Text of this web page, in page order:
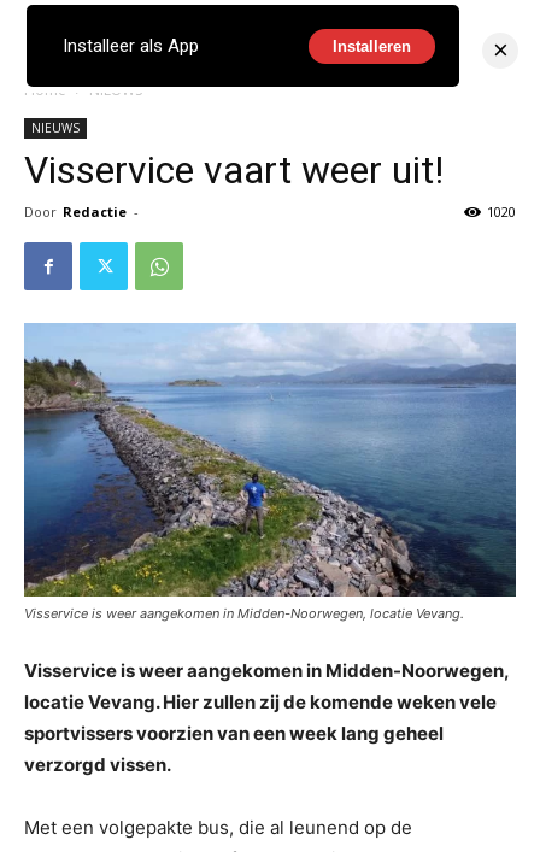
Home NIEUWS
NIEUWS
Visservice vaart weer uit!
Door Redactie - 1020
Visservice is weer aangekomen in Midden-Noorwegen, locatie Vevang.
Visservice is weer aangekomen in Midden-Noorwegen,
locatie Vevang. Hier zullen zij de komende weken vele
sportvissers voorzien van een week lang geheel
verzorgd vissen.
Met een volgepakte bus, die al leunend op de
Installeer als App Installeren ×